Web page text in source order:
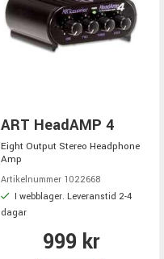
ART HeadAMP 4
Eight Output Stereo Headphone
Amp
Artikelnummer 1022668
I webblager. Leveranstid 2-4
dagar
999 kr